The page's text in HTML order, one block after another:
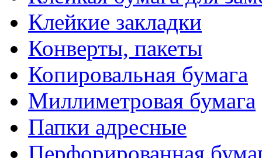
Клейкие закладки
Конверты, пакеты
Копировальная бумага
Миллиметровая бумага
Папки адресные
Перфорированная